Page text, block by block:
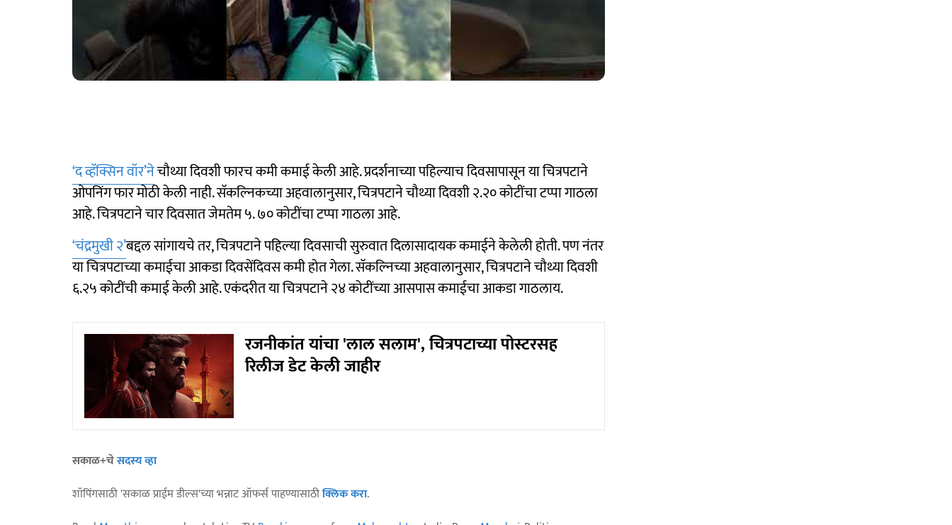
‘द व्हॅक्सिन वॉर’नेचौथ्या दिवशी फारच कमी कमाई केली आहे. प्रदर्शनाच्या पहिल्याच दिवसापासून या चित्रपटाने
ओपनिंग फार मोठी केली नाही. सॅकल्निकच्या अहवालानुसार, चित्रपटाने चौथ्या दिवशी २.२० कोटींचा टप्पा गाठला
आहे. चित्रपटाने चार दिवसात जेमतेम ५. ७० कोटींचा टप्पा गाठला आहे.
‘चंद्रमुखी २’बद्दल सांगायचे तर, चित्रपटाने पहिल्या दिवसाची सुरुवात दिलासादायक कमाईने केलेली होती. पण नंतर
या चित्रपटाच्या कमाईचा आकडा दिवसेंदिवस कमी होत गेला. सॅकल्निच्या अहवालानुसार, चित्रपटाने चौथ्या दिवशी
६.२५ कोटींची कमाई केली आहे. एकंदरीत या चित्रपटाने २४ कोटींच्या आसपास कमाईचा आकडा गाठलाय.
रजनीकांत यांचा 'लाल सलाम', चित्रपटाच्या पोस्टरसह
रिलीज डेट केली जाहीर
सकाळ+चेसदस्य व्हा
शॉपिंगसाठी 'सकाळ प्राईम डील्स'च्या भन्नाट ऑफर्स पाहण्यासाठीक्लिक करा.